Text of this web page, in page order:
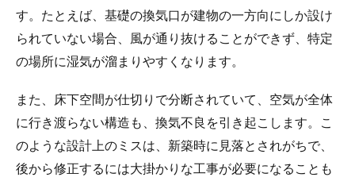
す。たとえば、基礎の換気口が建物の一方向にしか設け
られていない場合、風が通り抜けることができず、特定
の場所に湿気が溜まりやすくなります。
また、床下空間が仕切りで分断されていて、空気が全体
に行き渡らない構造も、換気不良を引き起こします。こ
のような設計上のミスは、新築時に見落とされがちで、
後から修正するには大掛かりな工事が必要になることも